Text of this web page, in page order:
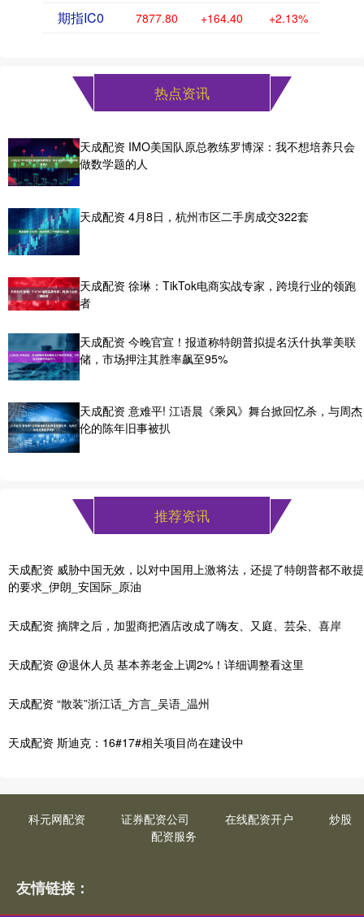
期指IC0 7877.80 +164.40 +2.13%
热点资讯
天成配资 IMO美国队原总教练罗博深：我不想培养只会
做数学题的人
天成配资 4月8日，杭州市区二手房成交322套
天成配资 徐琳：TikTok电商实战专家，跨境行业的领跑
者
天成配资 今晚官宣！报道称特朗普拟提名沃什执掌美联
储，市场押注其胜率飙至95%
天成配资 意难平! 江语晨《乘风》舞台掀回忆杀，与周杰
伦的陈年旧事被扒
推荐资讯
天成配资 威胁中国无效，以对中国用上激将法，还提了特朗普都不敢提
的要求_伊朗_安国际_原油
天成配资 摘牌之后，加盟商把酒店改成了嗨友、又庭、芸朵、喜岸
天成配资 @退休人员 基本养老金上调2%！详细调整看这里
天成配资 “散装”浙江话_方言_吴语_温州
天成配资 斯迪克：16#17#相关项目尚在建设中
科元网配资 证券配资公司 在线配资开户
炒股
配资服务
友情链接：